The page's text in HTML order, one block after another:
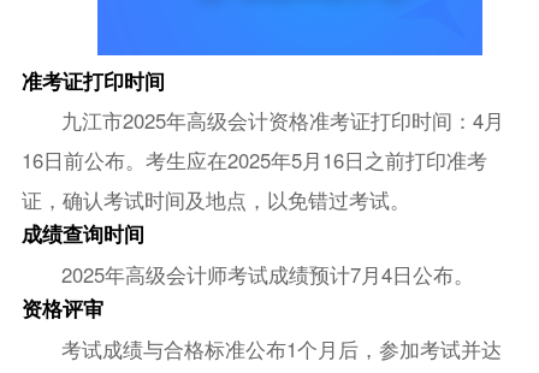
准考证打印时间
九江市2025年高级会计资格准考证打印时间：4月
16日前公布。考生应在2025年5月16日之前打印准考
证，确认考试时间及地点，以免错过考试。
成绩查询时间
2025年高级会计师考试成绩预计7月4日公布。
资格评审
考试成绩与合格标准公布1个月后，参加考试并达